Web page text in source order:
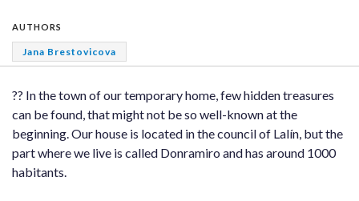
AUTHORS
Jana Brestovicova
?? In the town of our temporary home, few hidden treasures
can be found, that might not be so well-known at the
beginning. Our house is located in the council of Lalín, but the
part where we live is called Donramiro and has around 1000
habitants.